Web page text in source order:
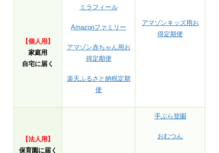
【個人用】
家庭用
自宅に届く
ミラフィール
Amazonファミリー
アマゾン赤ちゃん用お
得定期便
楽天ふるさと納税定期
便
アマゾンキッズ用お
得定期便
【法人用】
保育園に届く
手ぶら登園
おむつん